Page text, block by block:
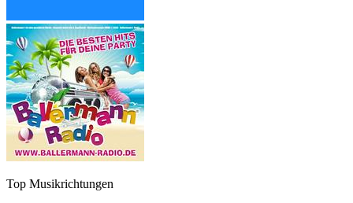
Top Musikrichtungen